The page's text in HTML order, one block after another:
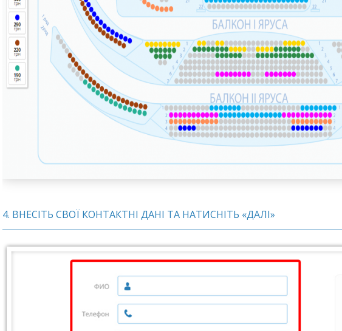
4. ВНЕСІТЬ СВОЇ КОНТАКТНІ ДАНІ ТА НАТИСНІТЬ «ДАЛІ»